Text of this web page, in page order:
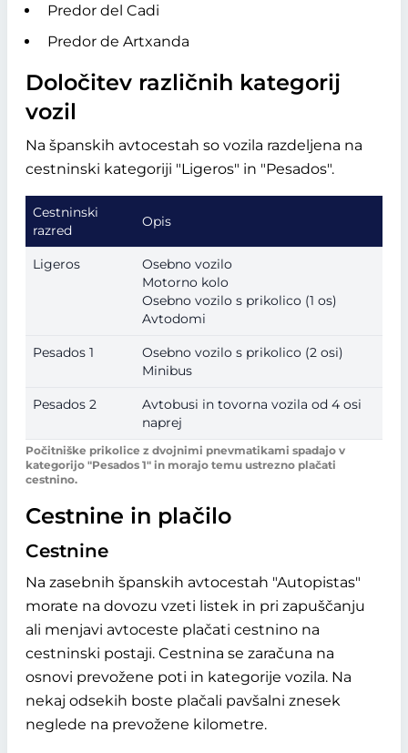
Predor del Cadi
Predor de Artxanda
Določitev različnih kategorij
vozil
Na španskih avtocestah so vozila razdeljena na
cestninski kategoriji
Ligeros in Pesados .
Počitniške prikolice z dvojnimi pnevmatikami spadajo v
kategorijo Pesados 1 in morajo temu ustrezno plačati
cestnino.
Cestninski
razred
Opis
Ligeros
Osebno vozilo
Motorno kolo
Osebno vozilo s prikolico (1 os)
Avtodomi
Pesados 1
Osebno vozilo s prikolico (2 osi)
Minibus
Pesados 2
Avtobusi in tovorna vozila od 4 osi
naprej
Cestnine in plačilo
Cestnine
Na zasebnih španskih avtocestah "Autopistas"
morate na dovozu vzeti listek in pri zapuščanju
ali menjavi avtoceste plačati cestnino na
cestninski postaji. Cestnina se zaračuna na
osnovi prevožene poti in kategorije vozila. Na
nekaj odsekih boste plačali pavšalni znesek
neglede na prevožene kilometre.